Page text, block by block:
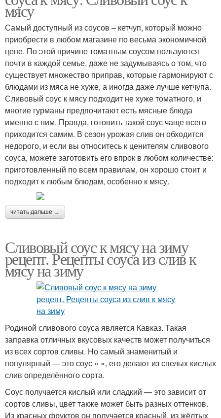
мясу
Самый доступный из соусов – кетчуп, который можно
приобрести в любом магазине по весьма экономичной
цене. По этой причине томатным соусом пользуются
почти в каждой семье, даже не задумываясь о том, что
существует множество приправ, которые гармонируют с
блюдами из мяса не хуже, а иногда даже лучше кетчупа.
Сливовый соус к мясу подходит не хуже томатного, и
многие гурманы предпочитают есть мясные блюда
именно с ним. Правда, готовить такой соус чаще всего
приходится самим. В сезон урожая слив он обходится
недорого, и если вы относитесь к ценителям сливового
соуса, можете заготовить его впрок в любом количестве:
приготовленный по всем правилам, он хорошо стоит и
подходит к любым блюдам, особенно к мясу.
читать дальше →
Сливовый соус к мясу на зиму
рецепт. Рецепты соуса из слив к
мясу на зиму
Родиной сливового соуса является Кавказ. Такая
заправка отличных вкусовых качеств может получиться
из всех сортов сливы. Но самый знаменитый и
популярный — это соус « », его делают из спелых кислых
слив определённого сорта.
Соус получается кислый или сладкий — это зависит от
сортов сливы, цвет также может быть разных оттенков.
Из красных фруктов он получается красный, из жёлтых